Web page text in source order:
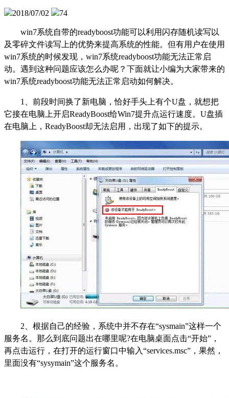
2018/07/02 74
win7系统自带的readyboost功能可以利用闪存随机读写以
及零碎文件读写上的优势来提高系统的性能。但有用户在使用
win7系统的时候发现，win7系统readyboost功能无法正常启
动。遇到这种问题应该怎么办呢？下面就让小编为大家带来的
win7系统readyboost功能无法正常启动如何解决。
1、前段时间换了新电脑，恰好手头上有个U盘，就想把
它接在电脑上开启ReadyBoost给Win7提升点运行速度。U盘插
在电脑上，ReadyBoost却无法启用，出现了如下的提示。
2、根据自己的经验，系统中并不存在“sysmain”这样一个
服务名。那么到底问题出在哪里呢?在电脑桌面点击“开始”，
再点击运行，在打开的运行窗口中输入“services.msc”，果然，
里面没有“sysymain”这个服务名。